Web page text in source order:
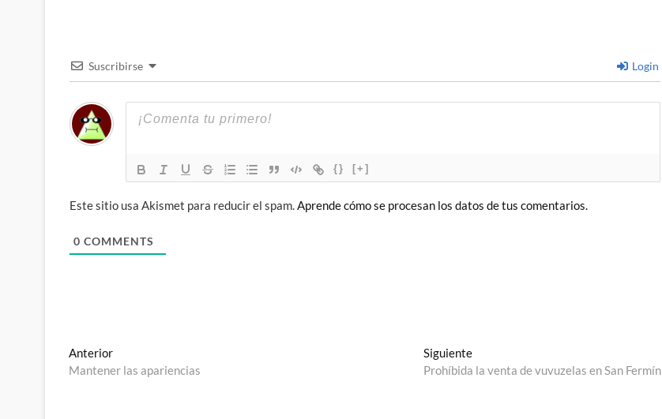
Suscribirse Login
{} [+]
Este sitio usa Akismet para reducir el spam.Aprende cómo se procesan los datos de tus comentarios.
0 COMMENTS
Navegación
de
AnteriorEntrada
anterior:
Mantener las apariencias
SiguienteEntrada
siguiente:
Prohíbida la venta de vuvuzelas en San Fermín